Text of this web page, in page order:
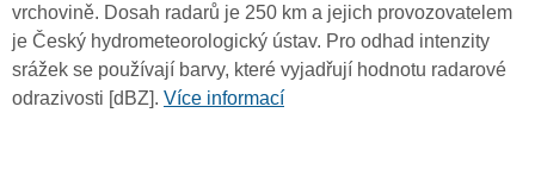
vrchovině. Dosah radarů je 250 km a jejich provozovatelem
je Český hydrometeorologický ústav. Pro odhad intenzity
srážek se používají barvy, které vyjadřují hodnotu radarové
odrazivosti [dBZ]. Více informací